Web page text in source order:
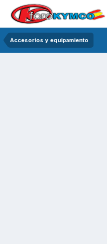
Accesorios y equipamiento